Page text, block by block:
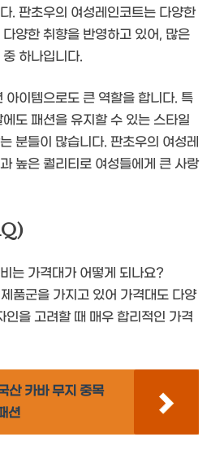
. 판초우의 여성레인코트는 다양한
양한 취향을 반영하고 있어, 많은
하나입니다.
아이템으로도 큰 역할을 합니다. 특
도 패션을 유지할 수 있는 스타일
분들이 많습니다. 판초우의 여성레
높은 퀄리티로 여성들에게 큰 사랑
는 가격대가 어떻게 되나요?
품군을 가지고 있어 가격대도 다양
인을 고려할 때 매우 합리적인 가격
산 카바 무지 중목
션